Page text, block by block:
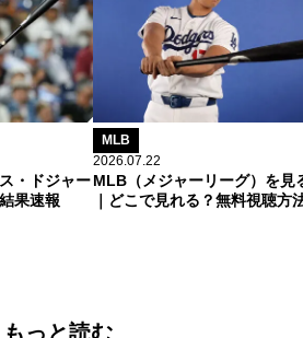
・ドジャー
果速報
MLB
2026.07.22
MLB（メジャーリーグ）を見
｜どこで見れる？無料視聴方
もっと読む